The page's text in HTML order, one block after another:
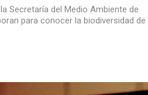
Secretaría del Medio Ambiente de
para conocer la biodiversidad de